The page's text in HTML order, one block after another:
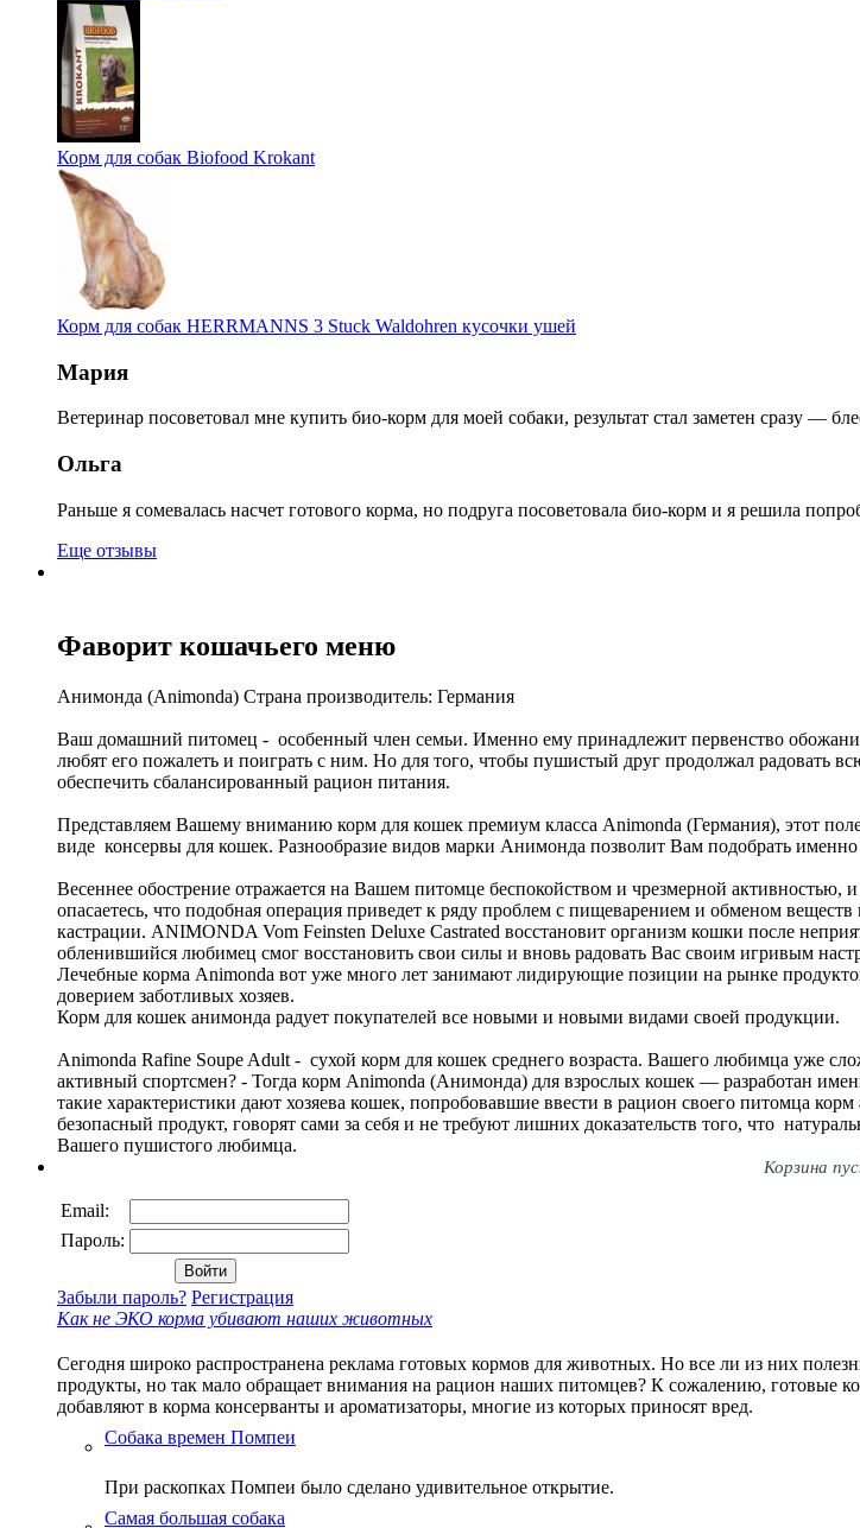
Корм для собак Biofood Krokant
Корм для собак HERRMANNS 3 Stuck Waldohren кусочки ушей
Мария
Ветеринар посоветовал мне купить био-корм для моей собаки, результат стал заметен сразу —
Ольга
Раньше я сомевалась насчет готового корма, но подруга посоветовала био-корм и я решила
Еще отзывы
Фаворит кошачьего меню
Анимонда (Animonda) Страна производитель: Германия
Ваш домашний питомец - особенный член семьи. Именно ему принадлежит первенство
любят его пожалеть и поиграть с ним. Но для того, чтобы пушистый друг продолжал радовать
обеспечить сбалансированный рацион питания.
Представляем Вашему вниманию корм для кошек премиум класса Animonda (Германия), этот
виде консервы для кошек. Разнообразие видов марки Анимонда позволит Вам подобрать
Весеннее обострение отражается на Вашем питомце беспокойством и чрезмерной
опасаетесь, что подобная операция приведет к ряду проблем с пищеварением и обменом
кастрации. ANIMONDA Vom Feinsten Deluxe Castrated восстановит организм кошки после
обленившийся любимец смог восстановить свои силы и вновь радовать Вас своим игривым
Лечебные корма Animonda вот уже много лет занимают лидирующие позиции на рынке
доверием заботливых хозяев.
Корм для кошек анимонда радует покупателей все новыми и новыми видами своей продукции.
Animonda Rafine Soupe Adult - сухой корм для кошек среднего возраста. Вашего любимца уже
активный спортсмен? - Тогда корм Animonda (Анимонда) для взрослых кошек — разработан
такие характеристики дают хозяева кошек, попробовавшие ввести в рацион своего питомца
безопасный продукт, говорят сами за себя и не требуют лишних доказательств того, что
Вашего пушистого любимца.
Корзина
Email:
Пароль:
Забыли пароль? Регистрация
Как не ЭКО корма убивают наших животных
Сегодня широко распространена реклама готовых кормов для животных. Но все ли из них
продукты, но так мало обращает внимания на рацион наших питомцев? К сожалению, готовые
добавляют в корма консерванты и ароматизаторы, многие из которых приносят вред.
Собака времен Помпеи
При раскопках Помпеи было сделано удивительное открытие.
Самая большая собака